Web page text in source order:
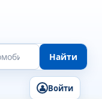
Найти
Войти